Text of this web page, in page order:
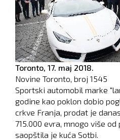
Toronto, 17. maj 2018.
Novine Toronto, broj 1545
Sportski automobil marke
godine kao poklon dobio
crkve Franja, prodat je
715.000 evra, mnogo više
saopštila je kuća Sotbi.